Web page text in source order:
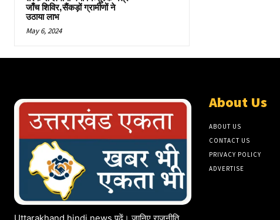
जाँच शिविर,सैंकड़ों ग्रामीणों ने
उठाया लाभ
May 6, 2024
About Us
ABOUT US
CONTACT US
PRIVACY POLICY
ADVERTISE